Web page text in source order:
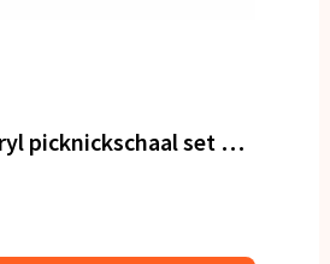
Sagaform Acryl picknickschaal set van 4